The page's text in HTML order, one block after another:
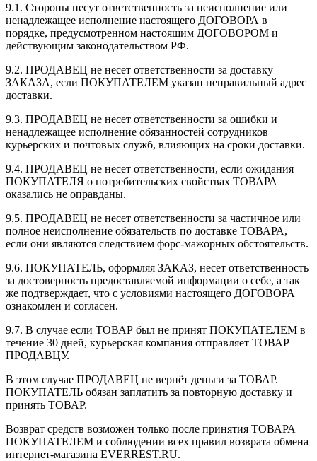
9.1. Стороны несут ответственность за неисполнение или
ненадлежащее исполнение настоящего ДОГОВОРА в
порядке, предусмотренном настоящим ДОГОВОРОМ и
действующим законодательством РФ.
9.2. ПРОДАВЕЦ не несет ответственности за доставку
ЗАКАЗА, если ПОКУПАТЕЛЕМ указан неправильный адрес
доставки.
9.3. ПРОДАВЕЦ не несет ответственности за ошибки и
ненадлежащее исполнение обязанностей сотрудников
курьерских и почтовых служб, влияющих на сроки доставки.
9.4. ПРОДАВЕЦ не несет ответственности, если ожидания
ПОКУПАТЕЛЯ о потребительских свойствах ТОВАРА
оказались не оправданы.
9.5. ПРОДАВЕЦ не несет ответственности за частичное или
полное неисполнение обязательств по доставке ТОВАРА,
если они являются следствием форс-мажорных обстоятельств.
9.6. ПОКУПАТЕЛЬ, оформляя ЗАКАЗ, несет ответственность
за достоверность предоставляемой информации о себе, а так
же подтверждает, что с условиями настоящего ДОГОВОРА
ознакомлен и согласен.
9.7. В случае если ТОВАР был не принят ПОКУПАТЕЛЕМ в
течение 30 дней, курьерская компания отправляет ТОВАР
ПРОДАВЦУ.
В этом случае ПРОДАВЕЦ не вернёт деньги за ТОВАР.
ПОКУПАТЕЛЬ обязан заплатить за повторную доставку и
принять ТОВАР.
Возврат средств возможен только после принятия ТОВАРА
ПОКУПАТЕЛЕМ и соблюдении всех правил возврата обмена
интернет-магазина EVERREST.RU.